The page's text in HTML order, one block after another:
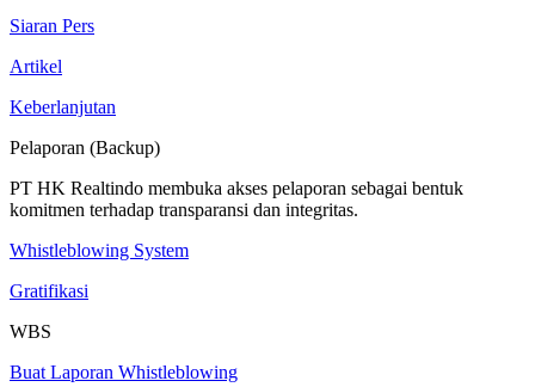
Siaran Pers
Artikel
Keberlanjutan
Pelaporan (Backup)
PT HK Realtindo membuka akses pelaporan sebagai bentuk
komitmen terhadap transparansi dan integritas.
Whistleblowing System
Gratifikasi
WBS
Buat Laporan Whistleblowing